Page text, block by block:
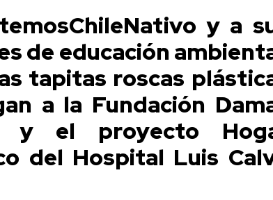
y a
de educación
tapitas roscas
a la Fundación
y el proyecto
del Hospital Luis